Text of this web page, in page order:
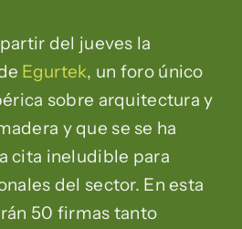
del jueves la
Egurtek, un foro único
sobre arquitectura y
y que se se ha
cita ineludible para
del sector. En esta
50 firmas tanto